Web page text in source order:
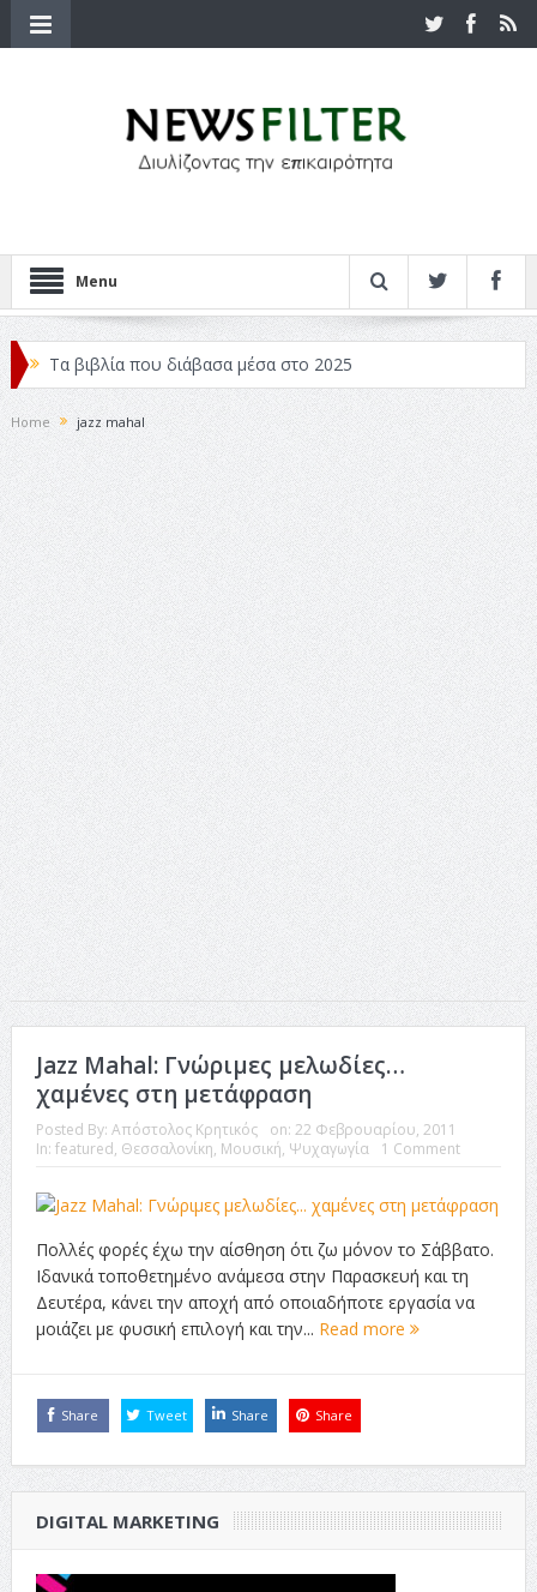
Menu
Τα βιβλία που διάβασα μέσα στο 2025
Κριτικές ταινιών: Ο Ντι Κάπριο και ο Λάνθιμος
Σχεδιασμός που «Μιλάει» Χωρίς Λέξεις
Σπιρτόκουτο: η απόλυτη αντισυμβατική καλοκαιρινή
ταινία
Το Top 5 της εβδομάδας #517
Το νουάρ στον ελληνικό κινηματογράφο
Η Φροντίδα Έχει Πολλές Μορφές: Κι Όλες Σε Αφορούν
Τρία Βήματα Μπροστά για Σένα και την Επιχείρησή σου
Όψεις και Απόψεις
Αξίζει άραγε?
Home jazz mahal
Jazz Mahal: Γνώριμες μελωδίες…
χαμένες στη μετάφραση
Posted By: Απόστολος Κρητικός on: 22 Φεβρουαρίου, 2011
In: featured, Θεσσαλονίκη, Μουσική, Ψυχαγωγία 1 Comment
Πολλές φορές έχω την αίσθηση ότι ζω μόνον το Σάββατο.
Ιδανικά τοποθετημένο ανάμεσα στην Παρασκευή και τη
Δευτέρα, κάνει την αποχή από οποιαδήποτε εργασία να
μοιάζει με φυσική επιλογή και την... Read more
Share Tweet Share Share
DIGITAL MARKETING